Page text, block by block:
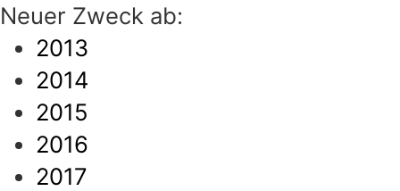
Neuer Zweck ab:
2013
2014
2015
2016
2017